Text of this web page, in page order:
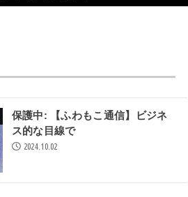
保護中: 【ふわもこ通信】ビジネ
ス的な目線で
2024.10.02